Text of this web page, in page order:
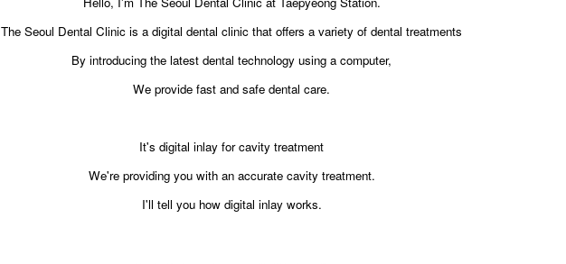
The Seoul Dental Clinic is a digital dental clinic that offers a variety of dental treatments
By introducing the latest dental technology using a computer,
We provide fast and safe dental care.
It's digital inlay for cavity treatment
We're providing you with an accurate cavity treatment.
I'll tell you how digital inlay works.